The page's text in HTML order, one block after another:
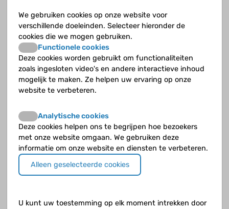
alleen maar op bed liggen?
Is er ook iemand die problemen heeft met een
juiste opleidingskeuze, omdat alles wel te
zwaar lijkt?
Lijkt het iemand ook fijn om zijn/haar verhaal
te delen (kan ook privé) zodat we elkaar
misschien kunnen helpen of misschien achter
nieuwe ideeën komen?
Iedereen kan me ook privé een berichtje
sturen als je dat fijner lijkt!
We gebruiken cookies op onze website voor
verschillende doeleinden. Selecteer hieronder de
cookies die we mogen gebruiken.
Functionele cookies
Deze cookies worden gebruikt om functionaliteiten
zoals ingesloten video's en andere interactieve inhoud
mogelijk te maken. Ze helpen uw ervaring op onze
website te verbeteren.
Analytische cookies
Deze cookies helpen ons te begrijpen hoe bezoekers
met onze website omgaan. We gebruiken deze
informatie om onze website en diensten te verbeteren.
Alleen geselecteerde cookies
U kunt uw toestemming op elk moment intrekken door